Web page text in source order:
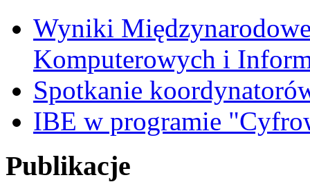
Wyniki
Komputerowych i
Spotkanie
IBE w programie
Publikacje